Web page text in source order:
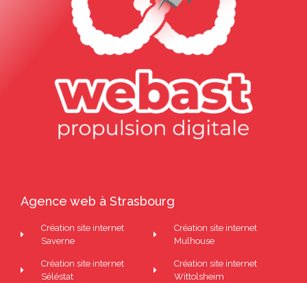
Agence web à Strasbourg
Création site internet
Saverne
Création site internet
Séléstat
Création site internet
Mulhouse
Création site internet
Wittolsheim